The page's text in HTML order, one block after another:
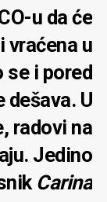
u da će
vraćena u
se i pored
dešava. U
radovi na
Jedino
Carina